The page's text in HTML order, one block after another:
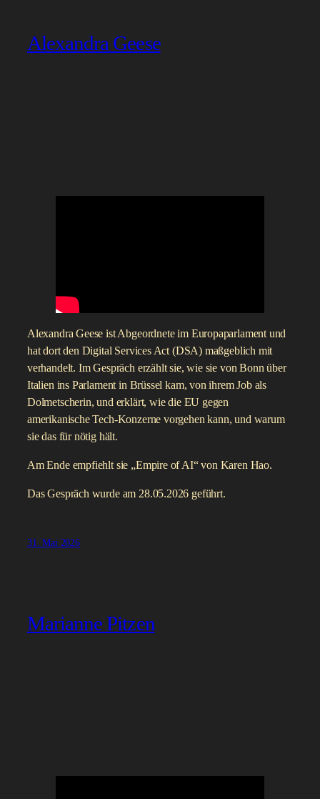
Alexandra Geese
Alexandra Geese ist Abgeordnete im Europaparlament und
hat dort den Digital Services Act (DSA) maßgeblich mit
verhandelt. Im Gespräch erzählt sie, wie sie von Bonn über
Italien ins Parlament in Brüssel kam, von ihrem Job als
Dolmetscherin, und erklärt, wie die EU gegen
amerikanische Tech-Konzerne vorgehen kann, und warum
sie das für nötig hält.
Am Ende empfiehlt sie „Empire of AI“ von Karen Hao.
Das Gespräch wurde am 28.05.2026 geführt.
31. Mai 2026
Marianne Pitzen